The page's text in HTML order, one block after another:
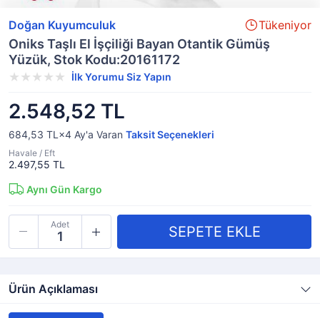
Doğan Kuyumculuk Tükeniyor
Oniks Taşlı El İşçiliği Bayan Otantik Gümüş
Yüzük, Stok Kodu:20161172
İlk Yorumu Siz Yapın
2.548,52 TL
684,53 TL×4 Ay'a Varan Taksit Seçenekleri
Havale / Eft
2.497,55 TL
Aynı Gün Kargo
Adet
Ürün Açıklaması